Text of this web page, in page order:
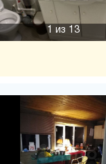
1 из 13